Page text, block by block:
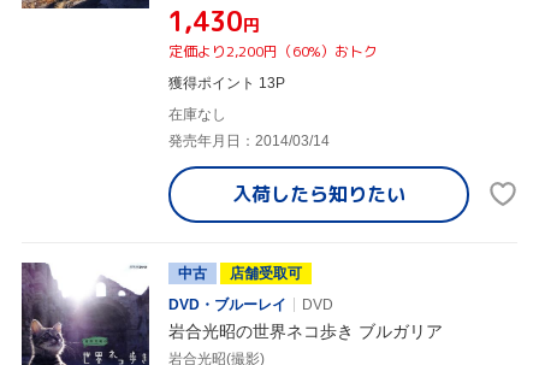
¥1,430円
定価より2,200円（60%）おトク
獲得ポイント 13P
在庫なし
発売年月日：2014/03/14
入荷したら知りたい
中古
店舗受取可
DVD・ブルーレイ
DVD
岩合光昭の世界ネコ歩き ブルガリア
岩合光昭(撮影)